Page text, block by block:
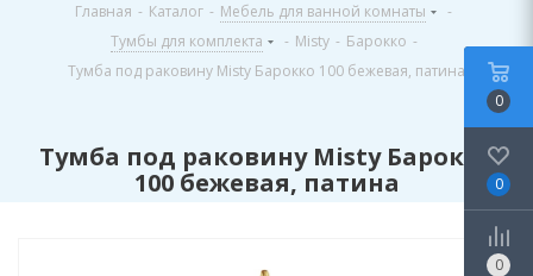
Главная - Каталог - Мебель для ванной комнаты
-
Тумбы для комплекта
- Misty - Барокко -
Тумба под раковину Misty Барокко 100 бежевая, патина
Тумба под раковину Misty Барокко
100 бежевая, патина
0
0
0